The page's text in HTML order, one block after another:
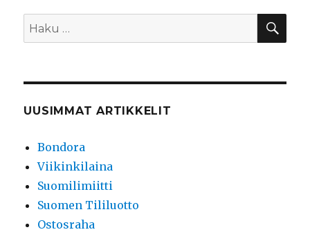
Etsi:
UUSIMMAT ARTIKKELIT
Bondora
Viikinkilaina
Suomilimiitti
Suomen Tililuotto
Ostosraha